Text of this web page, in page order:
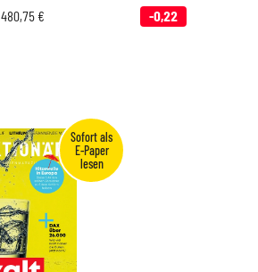
480,75 € -0,22